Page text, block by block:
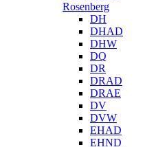
Rosenberg
DH
DHAD
DHW
DQ
DR
DRAD
DRAE
DV
DVW
EHAD
EHND